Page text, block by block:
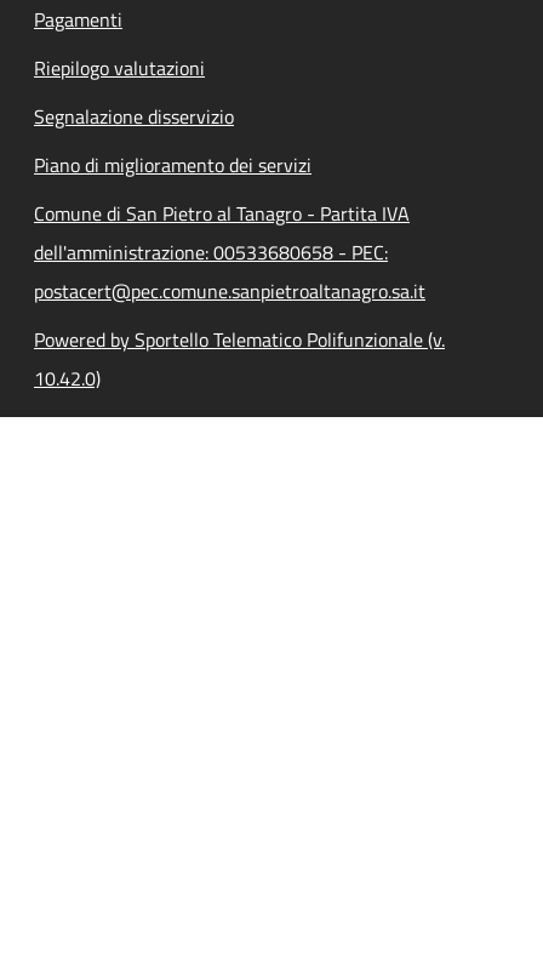
Pagamenti
Riepilogo valutazioni
Segnalazione disservizio
Piano di miglioramento dei servizi
Comune di San Pietro al Tanagro - Partita IVA
dell'amministrazione: 00533680658 - PEC:
postacert@pec.comune.sanpietroaltanagro.sa.it
Powered by Sportello Telematico Polifunzionale (v.
10.42.0)